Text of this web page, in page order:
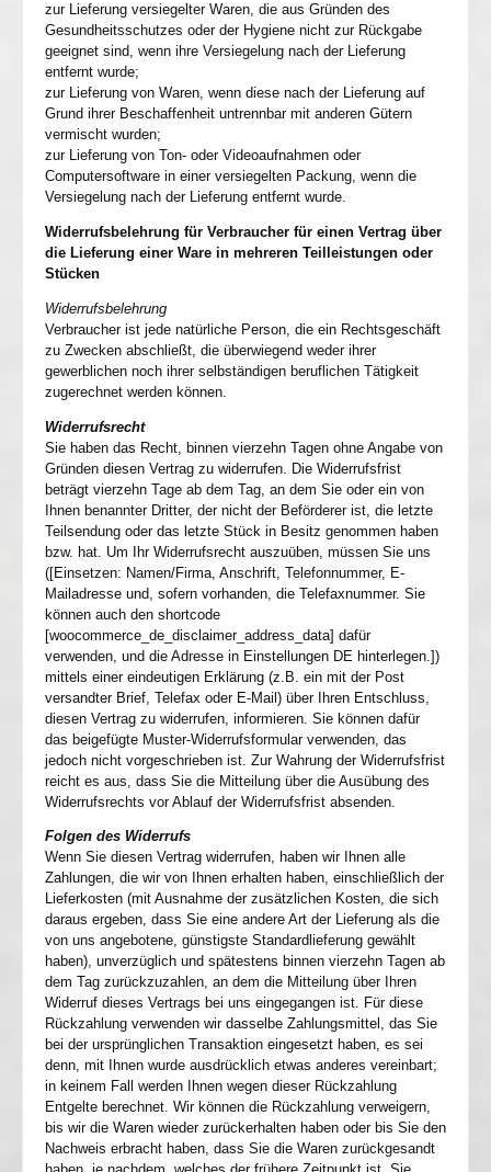
zur Lieferung versiegelter Waren, die aus Gründen des
Gesundheitsschutzes oder der Hygiene nicht zur Rückgabe
geeignet sind, wenn ihre Versiegelung nach der Lieferung
entfernt wurde;
zur Lieferung von Waren, wenn diese nach der Lieferung auf
Grund ihrer Beschaffenheit untrennbar mit anderen Gütern
vermischt wurden;
zur Lieferung von Ton- oder Videoaufnahmen oder
Computersoftware in einer versiegelten Packung, wenn die
Versiegelung nach der Lieferung entfernt wurde.
Widerrufsbelehrung für Verbraucher für einen Vertrag über
die Lieferung einer Ware in mehreren Teilleistungen oder
Stücken
Widerrufsbelehrung
Verbraucher ist jede natürliche Person, die ein Rechtsgeschäft
zu Zwecken abschließt, die überwiegend weder ihrer
gewerblichen noch ihrer selbständigen beruflichen Tätigkeit
zugerechnet werden können.
Widerrufsrecht
Sie haben das Recht, binnen vierzehn Tagen ohne Angabe von
Gründen diesen Vertrag zu widerrufen. Die Widerrufsfrist
beträgt vierzehn Tage ab dem Tag, an dem Sie oder ein von
Ihnen benannter Dritter, der nicht der Beförderer ist, die letzte
Teilsendung oder das letzte Stück in Besitz genommen haben
bzw. hat. Um Ihr Widerrufsrecht auszuüben, müssen Sie uns
([Einsetzen: Namen/Firma, Anschrift, Telefonnummer, E-
Mailadresse und, sofern vorhanden, die Telefaxnummer. Sie
können auch den shortcode
[woocommerce_de_disclaimer_address_data] dafür
verwenden, und die Adresse in Einstellungen DE hinterlegen.])
mittels einer eindeutigen Erklärung (z.B. ein mit der Post
versandter Brief, Telefax oder E-Mail) über Ihren Entschluss,
diesen Vertrag zu widerrufen, informieren. Sie können dafür
das beigefügte Muster-Widerrufsformular verwenden, das
jedoch nicht vorgeschrieben ist. Zur Wahrung der Widerrufsfrist
reicht es aus, dass Sie die Mitteilung über die Ausübung des
Widerrufsrechts vor Ablauf der Widerrufsfrist absenden.
Folgen des Widerrufs
Wenn Sie diesen Vertrag widerrufen, haben wir Ihnen alle
Zahlungen, die wir von Ihnen erhalten haben, einschließlich der
Lieferkosten (mit Ausnahme der zusätzlichen Kosten, die sich
daraus ergeben, dass Sie eine andere Art der Lieferung als die
von uns angebotene, günstigste Standardlieferung gewählt
haben), unverzüglich und spätestens binnen vierzehn Tagen ab
dem Tag zurückzuzahlen, an dem die Mitteilung über Ihren
Widerruf dieses Vertrags bei uns eingegangen ist. Für diese
Rückzahlung verwenden wir dasselbe Zahlungsmittel, das Sie
bei der ursprünglichen Transaktion eingesetzt haben, es sei
denn, mit Ihnen wurde ausdrücklich etwas anderes vereinbart;
in keinem Fall werden Ihnen wegen dieser Rückzahlung
Entgelte berechnet. Wir können die Rückzahlung verweigern,
bis wir die Waren wieder zurückerhalten haben oder bis Sie den
Nachweis erbracht haben, dass Sie die Waren zurückgesandt